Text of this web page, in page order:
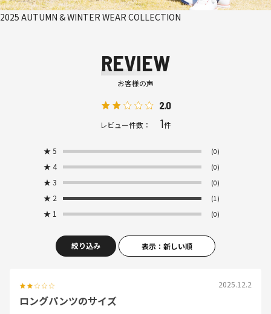
2025 AUTUMN & WINTER WEAR COLLECTION
REVIEW
お客様の声
2.0
レビュー件数： 1件
★ 5 (0)
★ 4 (0)
★ 3 (0)
★ 2 (1)
★ 1 (0)
絞り込み 表示：新しい順
2025.12.2
ロングパンツのサイズ